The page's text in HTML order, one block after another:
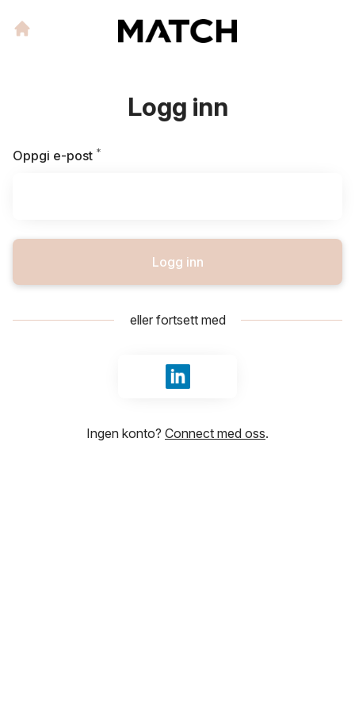
Logg inn
Oppgi e-post *
Logg inn
eller fortsett med
Logg inn med LinkedIn
Ingen konto? Connect med oss.